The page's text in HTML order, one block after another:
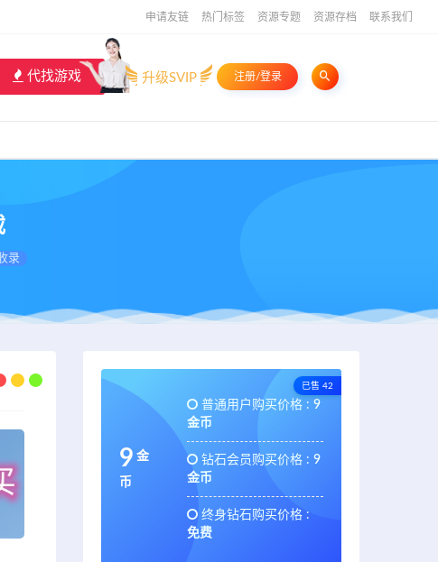
申请友链 热门标签 资源专题 资源存档 联系我们
代找游戏 升级SVIP 注册/登录
录
已售 42
9 金
币
普通用户购买价格 : 9
金币
钻石会员购买价格 : 9
金币
终身钻石购买价格 :
免费